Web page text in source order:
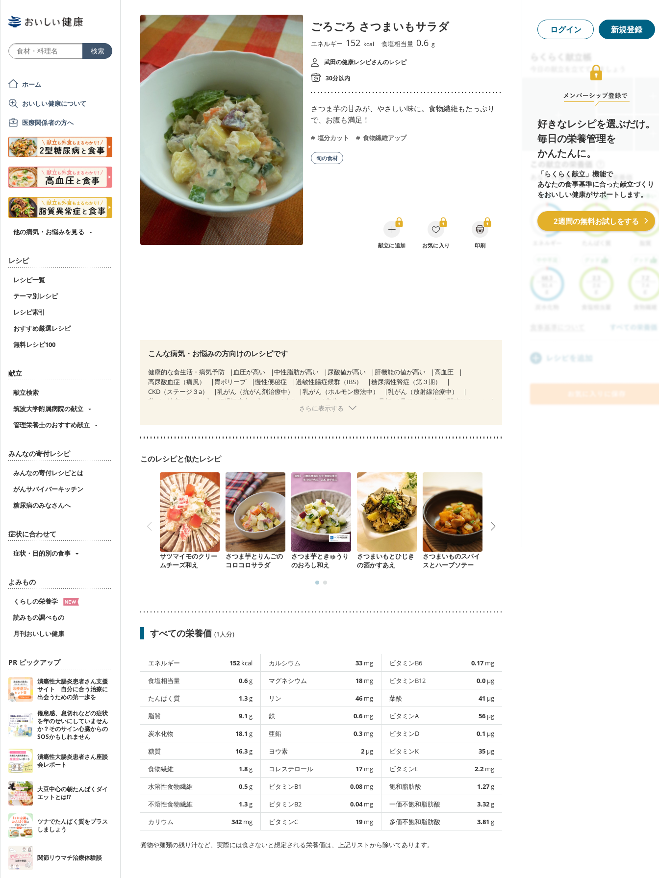
ホーム
おいしい健康について
医療関係者の方へ
他の病気・お悩みを見る
レシピ
レシピ一覧
テーマ別レシピ
レシピ索引
おすすめ厳選レシピ
無料レシピ100
献立
献立検索
筑波大学附属病院の献立
管理栄養士のおすすめ献立
みんなの寄付レシピ
みんなの寄付レシピとは
がんサバイバーキッチン
糖尿病のみなさんへ
症状に合わせて
症状・目的別の食事
よみもの
くらしの栄養学
読みもの調べもの
月刊おいしい健康
PR ピックアップ
潰瘍性大腸炎患者さん支援
サイト 自分に合う治療に
出会うための第一歩を
倦怠感、息切れなどの症状
を年のせいにしていません
か？そのサイン心臓からの
SOSかもしれません
潰瘍性大腸炎患者さん座談
会レポート
大豆中心の朝たんぱくダイ
エットとは!?
ツナでたんぱく質をプラス
しましょう
関節リウマチ治療体験談
ごろごろ さつまいもサラダ
エネルギー 152 kcal 食塩相当量 0.6 g
武田の健康レシピさんのレシピ
30分以内
さつま芋の甘みが、やさしい味に。食物繊維もたっぷり
で、お腹も満足！
塩分カット 食物繊維アップ
旬の食材
献立に追加 お気に入り 印刷
こんな病気・お悩みの方向けのレシピです
健康的な食生活・病気予防 血圧が高い 中性脂肪が高い 尿酸値が高い 肝機能の値が高い
高血圧
高尿酸血症（痛風）
胃ポリープ 慢性便秘症 過敏性腸症候群（IBS）
糖尿病性腎症（第３期）
CKD（ステージ３a）
乳がん（抗がん剤治療中） 乳がん（ホルモン療法中）
乳がん（放射線治療中）
乳がん治療を終えた方・経過観察中の方など
食欲がない 産後（ミルク） 骨折 骨粗しょう症
関節リウマチ
更年期
さらに表示する
このレシピと似たレシピ
サツマイモのクリー
ムチーズ和え
さつま芋とりんごの
コロコロサラダ
さつま芋ときゅうり
のおろし和え
さつまいもとひじき
の酒かすあえ
さつまいものスパイ
スとハーブソテー
すべての栄養価 (1人分)
エネルギー 152 kcal
食塩相当量
0.6g
たんぱく質
1.3g
脂質
9.1 g
炭水化物
18.1 g
糖質
16.3g
食物繊維
1.8g
水溶性食物繊維
0.5g
不溶性食物繊維
1.3g
カリウム
342 mg
カルシウム 33 mg
マグネシウム
18 mg
リン
46 mg
鉄
0.6 mg
亜鉛
0.3 mg
ヨウ素
2 µg
コレステロール
17 mg
ビタミンB1
0.08 mg
ビタミンB2
0.04mg
ビタミンC
19 mg
ビタミンB6 0.17 mg
ビタミンB12
0.0 µg
葉酸
41 µg
ビタミンA
56 µg
ビタミンD
0.1 µg
ビタミンK
35 µg
ビタミンE
2.2 mg
飽和脂肪酸
1.27g
一価不飽和脂肪酸
3.32g
多価不飽和脂肪酸
3.81 g
煮物や麺類の残り汁など、実際には食さないと想定される栄養価は、上記リストから除いてあります。
ログイン 新規登録
好きなレシピを選ぶだけ。
毎日の栄養管理を
かんたんに。
「らくらく献立」機能で
あなたの食事基準に合った献立づくり
をおいしい健康がサポートします。
2週間の無料お試しをする